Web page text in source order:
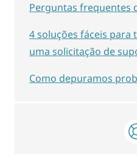
Perguntas frequentes
4 soluções fáceis
uma solicitação de
Como depuramos